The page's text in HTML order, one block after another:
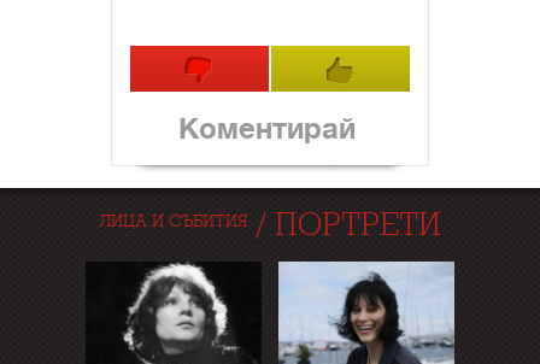
Коментирай
ЛИЦА И СЪБИТИЯ / ПОРТРЕТИ